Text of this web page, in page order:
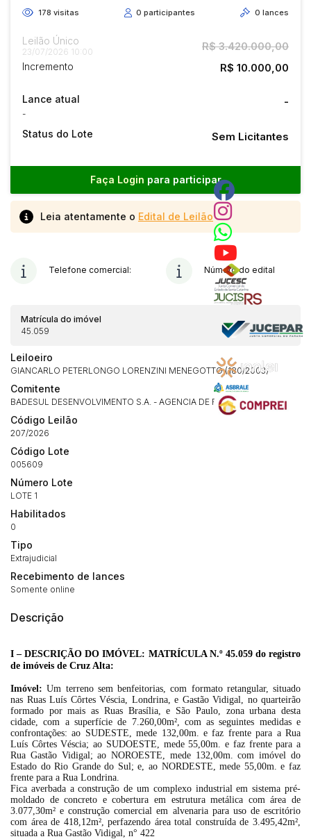
178 visitas 0participantes 0 lances
Leilão Único
23/07/2026 10:00 R$ 3.420.000,00
Incremento R$ 10.000,00
Lance atual
-
-
Status do Lote Sem Licitantes
Faça Login para participar
Leia atentamente o Edital de Leilão
Telefone comercial: Número do edital
Matrícula do imóvel
45.059
Leiloeiro
GIANCARLO PETERLONGO LORENZINI MENEGOTTO (180/2003)
Comitente
BADESUL DESENVOLVIMENTO S.A. - AGENCIA DE FOMENTO/RS
Código Leilão
207/2026
Código Lote
005609
Número Lote
LOTE 1
Habilitados
0
Tipo
Extrajudicial
Recebimento de lances
Somente online
Descrição
I – DESCRIÇÃO DO IMÓVEL: MATRÍCULA N.º 45.059 do registro
de imóveis de Cruz Alta:
Imóvel: Um terreno sem benfeitorias, com formato retangular, situado
nas Ruas Luís Côrtes Véscia, Londrina, e Gastão Vidigal, no quarteirão
formado por mais as Ruas Brasília, e São Paulo, zona urbana desta
cidade, com a superfície de 7.260,00m², com as seguintes medidas e
confrontações: ao SUDESTE, mede 132,00m. e faz frente para a Rua
Luís Côrtes Véscia; ao SUDOESTE, mede 55,00m. e faz frente para a
Rua Gastão Vidigal; ao NOROESTE, mede 132,00m. com imóvel do
Estado do Rio Grande do Sul; e, ao NORDESTE, mede 55,00m. e faz
frente para a Rua Londrina.
Fica averbada a construção de um complexo industrial em sistema pré-
moldado de concreto e cobertura em estrutura metálica com área de
3.077,30m² e construção comercial em alvenaria para uso de escritório
com área de 418,12m², perfazendo área total construída de 3.495,42m²,
situada a Rua Gastão Vidigal, n° 422
Envie sua Proposta
(Art. 895, CPC)
Histórico de Propostas
Data Usuário Valor
14/04/2025 18:43:11 TIAGOFELIPE R$ 1,00
14/04/2025 18:43:11 TIAGOFELIPE R$ 1,00
14/04/2025 18:43:11 TIAGOFELIPE R$ 1,00
Clique aqui para fazer login
propostas